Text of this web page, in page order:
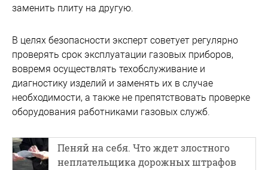
заменить плиту на другую.
В целях безопасности эксперт советует регулярно
проверять срок эксплуатации газовых приборов,
вовремя осуществлять техобслуживание и
диагностику изделий и заменять их в случае
необходимости, а также не препятствовать проверке
оборудования работниками газовых служб.
Пеняй на себя. Что ждет злостного
неплательщика дорожных штрафов